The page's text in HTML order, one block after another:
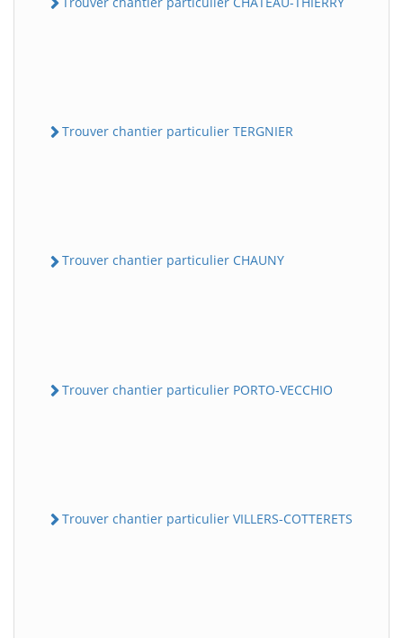
Trouver chantier particulier TERGNIER
Trouver chantier particulier CHAUNY
Trouver chantier particulier PORTO-VECCHIO
Trouver chantier particulier VILLERS-COTTERETS